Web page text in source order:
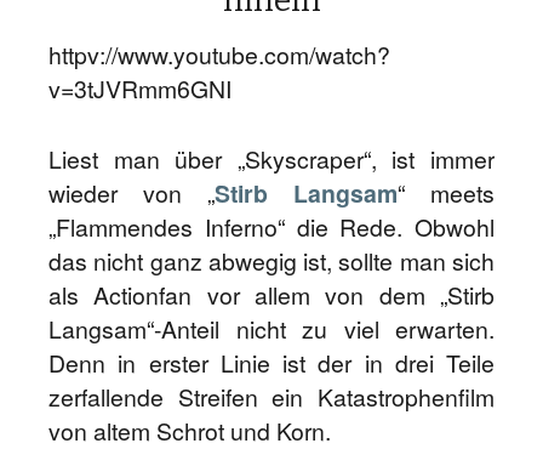
httpv://www.youtube.com/watch?
v=3tJVRmm6GNI
Liest man über „Skyscraper“, ist immer
wieder von „Stirb Langsam“ meets
„Flammendes Inferno“ die Rede. Obwohl
das nicht ganz abwegig ist, sollte man sich
als Actionfan vor allem von dem „Stirb
Langsam“-Anteil nicht zu viel erwarten.
Denn in erster Linie ist der in drei Teile
zerfallende Streifen ein Katastrophenfilm
von altem Schrot und Korn.